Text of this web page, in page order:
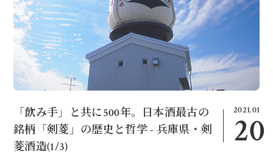
2021.01
20
「飲み手」と共に500年。日本酒最古の
銘柄「剣菱」の歴史と哲学 - 兵庫県・剣
菱酒造(1/3)